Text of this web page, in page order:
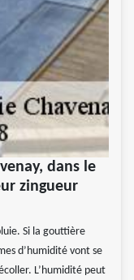
dans le
zingueur
Si la gouttière
d’humidité vont se
L’humidité peut